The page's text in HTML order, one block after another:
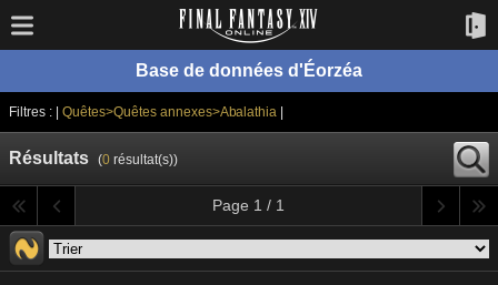
Base de données d'Éorzéa
Filtres : | Quêtes>Quêtes annexes>Abalathia
Résultats (0résultat(s))
Page 1 / 1